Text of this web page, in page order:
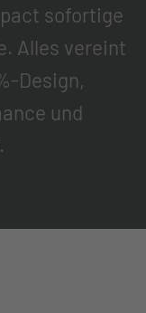
sofortige
Alles vereint
Design,
und